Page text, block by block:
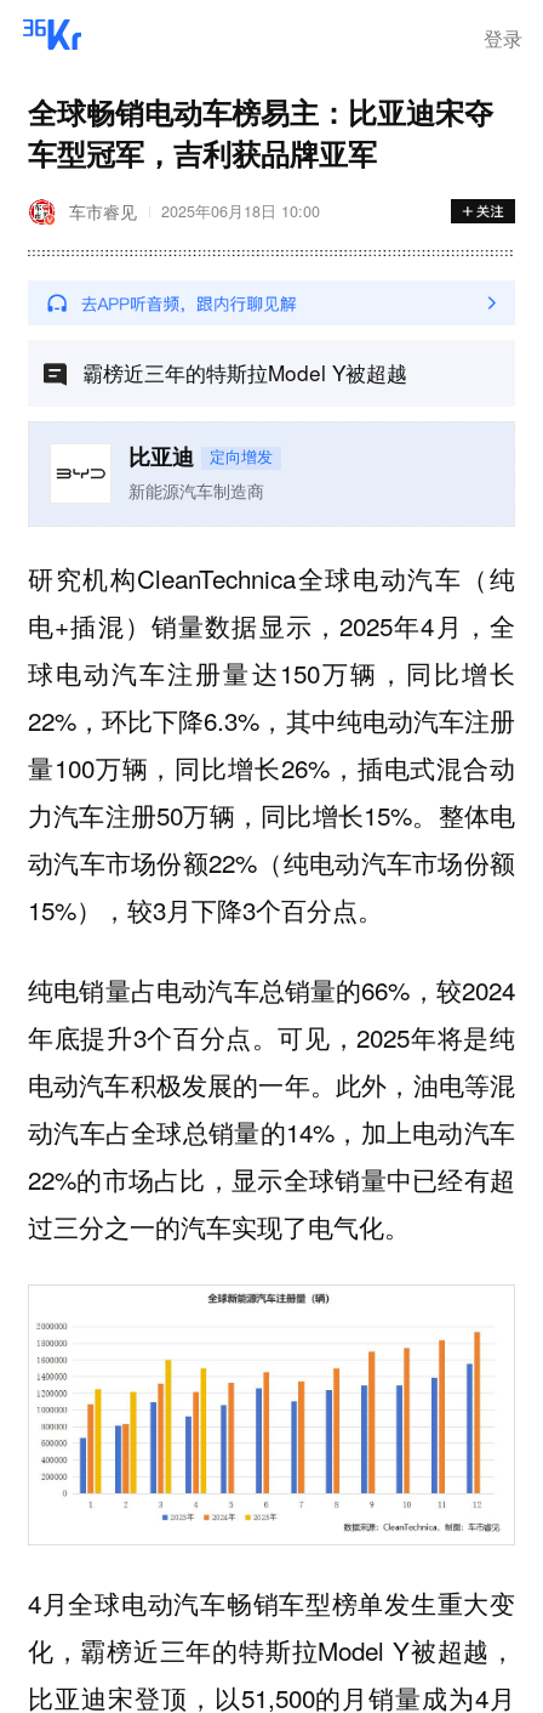
登录
全球畅销电动车榜易主：比亚迪宋夺
车型冠军，吉利获品牌亚军
车市睿见 2025年06月18日 10:00
霸榜近三年的特斯拉Model Y被超越
比亚迪 定向增发
新能源汽车制造商
研究机构CleanTechnica全球电动汽车（纯
电+插混）销量数据显示，2025年4月，全
球电动汽车注册量达150万辆，同比增长
22%，环比下降6.3%，其中纯电动汽车注册
量100万辆，同比增长26%，插电式混合动
力汽车注册50万辆，同比增长15%。整体电
动汽车市场份额22%（纯电动汽车市场份额
15%），较3月下降3个百分点。
纯电销量占电动汽车总销量的66%，较2024
年底提升3个百分点。可见，2025年将是纯
电动汽车积极发展的一年。此外，油电等混
动汽车占全球总销量的14%，加上电动汽车
22%的市场占比，显示全球销量中已经有超
过三分之一的汽车实现了电气化。
4月全球电动汽车畅销车型榜单发生重大变
化，霸榜近三年的特斯拉Model Y被超越，
比亚迪宋登顶，以51,500的月销量成为4月